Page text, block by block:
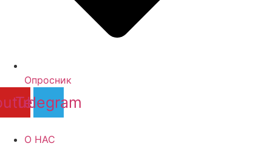
Опросник
Telegram
О НАС